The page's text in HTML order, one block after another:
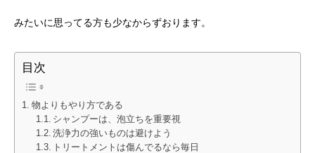
みたいに思ってる方も少なからずおります。
目次
物よりもやり方である
シャンプーは、泡立ちを重要視
洗浄力の強いものは避けよう
トリートメントは傷んでるなら毎日